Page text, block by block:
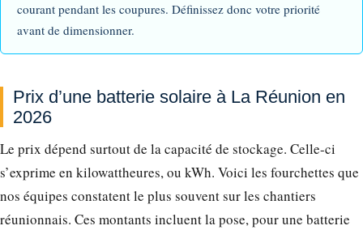
courant pendant les coupures. Définissez donc votre priorité
avant de dimensionner.
Prix d’une batterie solaire à La Réunion en
2026
Le prix dépend surtout de la capacité de stockage. Celle-ci
s’exprime en kilowattheures, ou kWh. Voici les fourchettes que
nos équipes constatent le plus souvent sur les chantiers
réunionnais. Ces montants incluent la pose, pour une batterie